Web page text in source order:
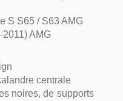
S S65 / S63 AMG
AMG
centrale
noires, de supports